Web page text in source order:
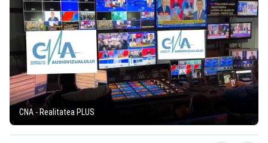
CNA - Realitatea PLUS